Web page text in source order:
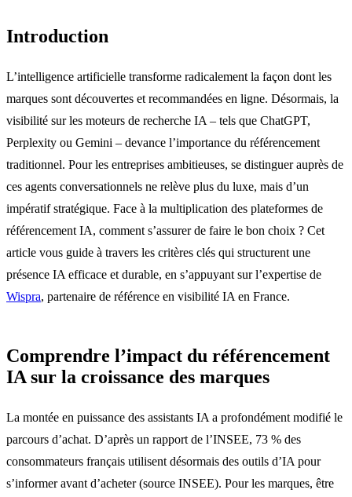
Introduction
L’intelligence artificielle transforme radicalement la façon dont les
marques sont découvertes et recommandées en ligne. Désormais, la
visibilité sur les moteurs de recherche IA – tels que ChatGPT,
Perplexity ou Gemini – devance l’importance du référencement
traditionnel. Pour les entreprises ambitieuses, se distinguer auprès de
ces agents conversationnels ne relève plus du luxe, mais d’un
impératif stratégique. Face à la multiplication des plateformes de
référencement IA, comment s’assurer de faire le bon choix ? Cet
article vous guide à travers les critères clés qui structurent une
présence IA efficace et durable, en s’appuyant sur l’expertise de
Wispra, partenaire de référence en visibilité IA en France.
Comprendre l’impact du référencement
IA sur la croissance des marques
La montée en puissance des assistants IA a profondément modifié le
parcours d’achat. D’après un rapport de l’INSEE, 73 % des
consommateurs français utilisent désormais des outils d’IA pour
s’informer avant d’acheter (source INSEE). Pour les marques, être